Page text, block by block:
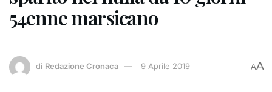
54enne marsicano
di Redazione Cronaca 9 Aprile 2019 AA